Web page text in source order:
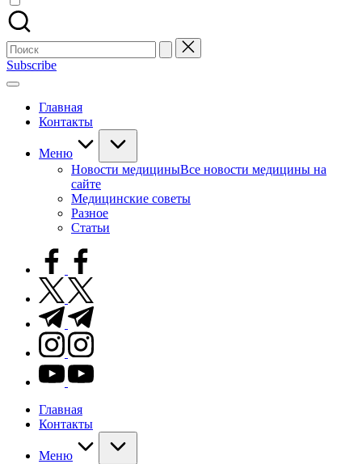
Поиск
для:
Subscribe
Главная
Контакты
Меню
Новости медициныВсе новости медицины на
сайте
Медицинские советы
Разное
Статьи
facebook.com
twitter.com
t.me
instagram.com
youtube.com
Главная
Контакты
Меню